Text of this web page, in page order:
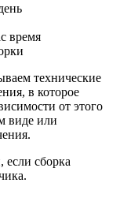
время
технические
в которое
от этого
виде или
если сборка